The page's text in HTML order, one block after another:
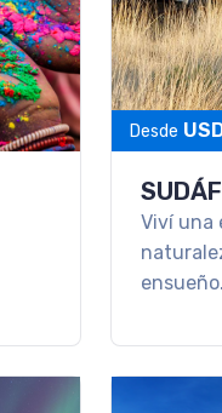
Desde
Viví una
ensueño.